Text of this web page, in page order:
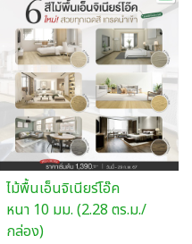
ไม้พื้นเอ็นจิเนียร์โอ๊ค
หนา 10 มม. (2.28 ตร.ม./
กล่อง)